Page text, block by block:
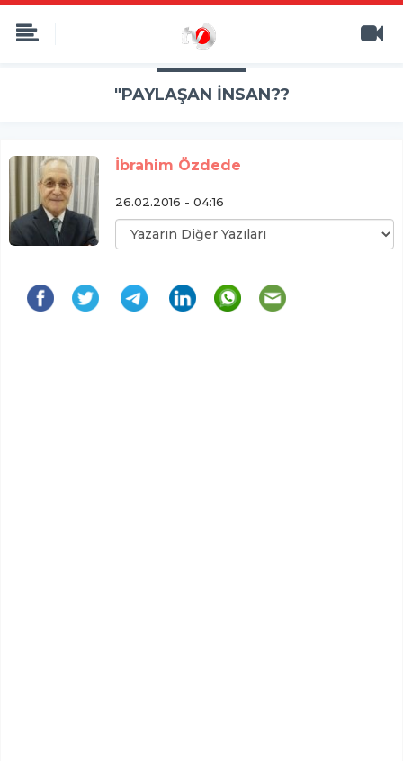
"PAYLAŞAN İNSAN??
İbrahim Özdede
26.02.2016 - 04:16